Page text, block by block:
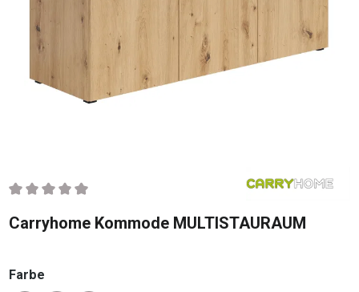
Durchschnittliche Bewertung von 0 von 5 Sternen
Carryhome Kommode MULTISTAURAUM
Farbe